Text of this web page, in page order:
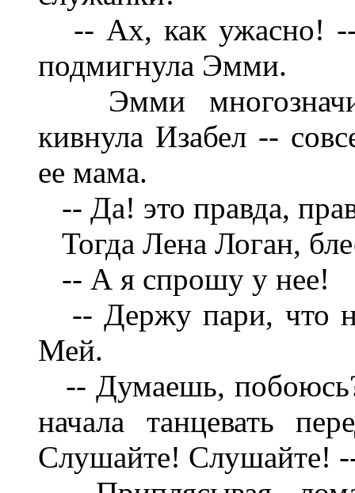
-- Ах, как ужасно! --
подмигнула Эмми.
Эмми
кивнула Изабел --
ее мама.
-- Да! это правда,
Тогда Лена Логан,
-- А я спрошу у нее!
-- Держу пари, что
Мей.
-- Думаешь, побоюсь?
начала танцевать
Слушайте! Слушайте!